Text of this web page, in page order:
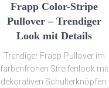
Frapp Color-Stripe
Pullover – Trendiger
Look mit Details
Trendiger Frapp-Pullover im
farbenfrohen Streifenlook mit
dekorativen Schulterknöpfen.